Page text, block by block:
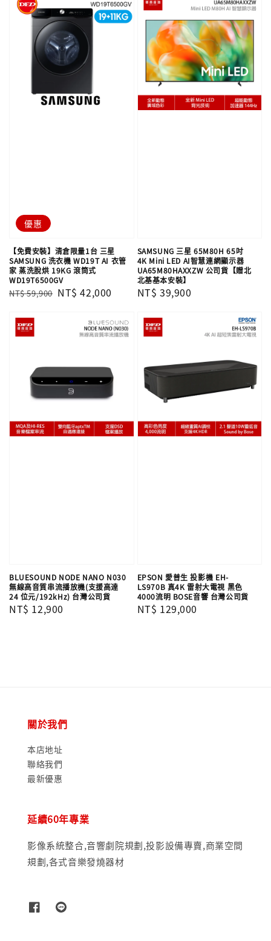
優惠
【免費安裝】清倉限量1台 三星
SAMSUNG 洗衣機 WD19T AI 衣管
家 蒸洗脫烘 19KG 滾筒式
WD19T6500GV
Regular
NT$ 59,900 Sale
NT$ 42,000
SAMSUNG 三星 65M80H 65吋
4K Mini LED AI智慧連網顯示器
UA65M80HAXXZW 公司貨【贈北
北基基本安裝】
Regular
NT$ 39,900
BLUESOUND NODE NANO N030
無線高音質串流播放機(支援高達
24 位元/192kHz) 台灣公司貨
Regular
NT$ 12,900
EPSON 愛普生 投影機 EH-
LS970B 真4K 雷射大電視 黑色
4000流明 BOSE音響 台灣公司貨
Regular
NT$ 129,000
關於我們
本店地址
聯絡我們
最新優惠
延續60年專業
影像系統整合,音響劇院規劃,投影設備專賣,商業空間
規劃,各式音樂發燒器材